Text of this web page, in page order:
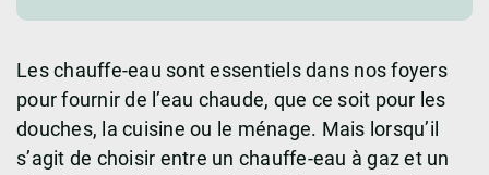
Les chauffe-eau sont essentiels dans nos foyers
pour fournir de l’eau chaude, que ce soit pour les
douches, la cuisine ou le ménage. Mais lorsqu’il
s’agit de choisir entre un chauffe-eau à gaz et un